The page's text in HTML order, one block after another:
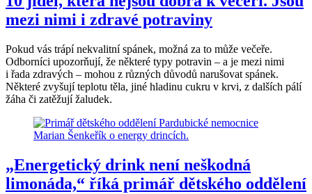
mezi nimi i zdravé potraviny
Pokud vás trápí nekvalitní spánek, možná za to může večeře.
Odborníci upozorňují, že některé typy potravin – a je mezi nimi
i řada zdravých – mohou z různých důvodů narušovat spánek.
Některé zvyšují teplotu těla, jiné hladinu cukru v krvi, z dalších pálí
žáha či zatěžují žaludek.
„Energetický drink není neškodná
limonáda,“ říká primář dětského oddělení